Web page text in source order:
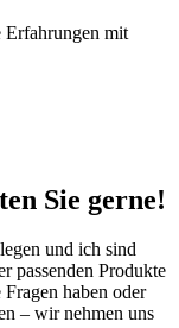
Erfahrungen mit
Sie gerne!
und ich sind
passenden Produkte
haben oder
– wir nehmen uns